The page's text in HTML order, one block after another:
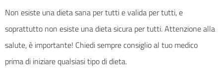
Non esiste una dieta sana per tutti e valida per tutti, e
soprattutto non esiste una dieta sicura per tutti. Attenzione alla
salute, è importante! Chiedi sempre consiglio al tuo medico
prima di iniziare qualsiasi tipo di dieta.